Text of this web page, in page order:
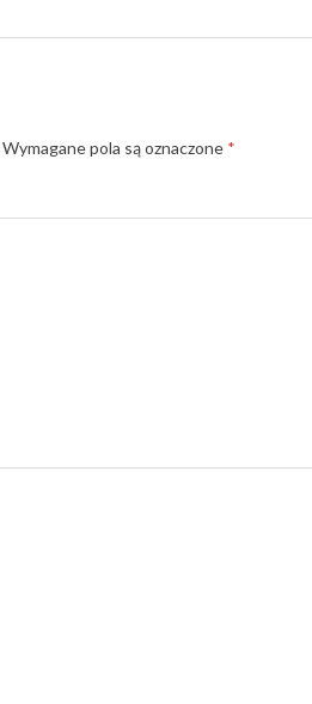
Wymagane pola są oznaczone *